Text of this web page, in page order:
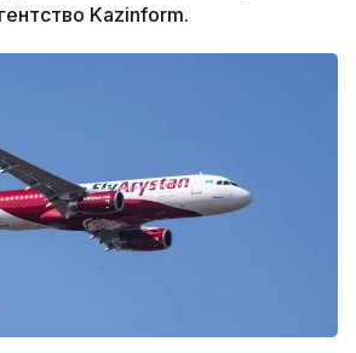
Kazinform.